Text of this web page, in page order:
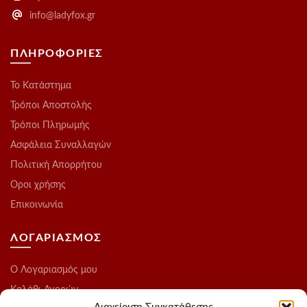
info@ladyfox.gr
ΠΛΗΡΟΦΟΡΙΕΣ
Το Kατάστημα
Τρόποι Αποστολής
Τρόποι Πληρωμής
Ασφάλεια Συναλλαγών
Πολιτική Απορρήτου
Οροι χρήσης
Επικοινωνία
ΛΟΓΑΡΙΑΣΜΟΣ
O Λογαριασμός μου
Καλάθι Αγορών